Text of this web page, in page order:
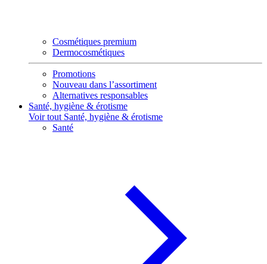
Cosmétiques premium
Dermocosmétiques
Promotions
Nouveau dans l’assortiment
Alternatives responsables
Santé, hygiène & érotisme
Voir tout Santé, hygiène & érotisme
Santé